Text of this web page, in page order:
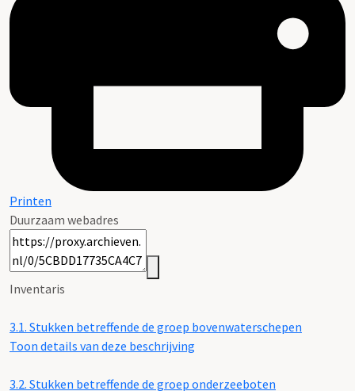
Printen
Duurzaam webadres
Inventaris
3.1. Stukken betreffende de groep bovenwaterschepen
Toon details van deze beschrijving
3.2. Stukken betreffende de groep onderzeeboten